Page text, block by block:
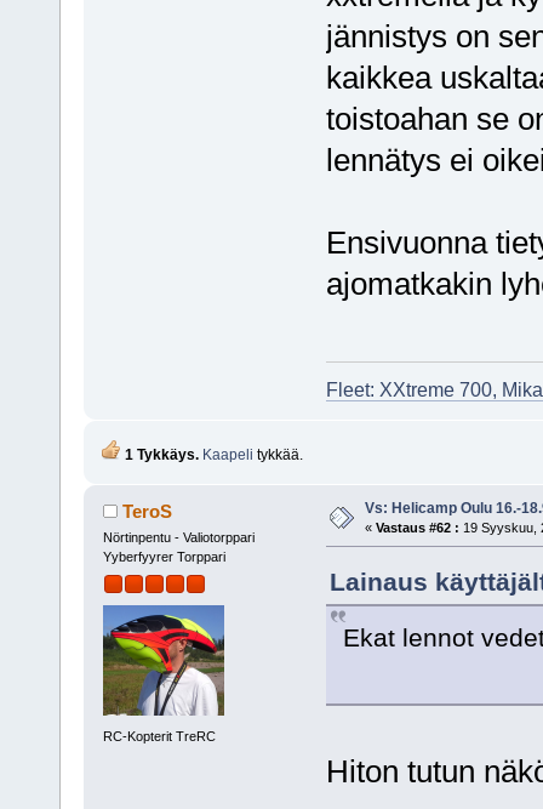
jännistys on
kaikkea
toistoahan se
lennätys ei
Ensivuonna
ajomatkakin
Fleet: XXtreme 700,
1 Tykkäys. Kaapeli tykkää.
TeroS
Nörtinpentu - Valiotorppari
Yyberfyyrer Torppari
RC-Kopterit TreRC
Vs: Helicamp Oulu 16.-
« Vastaus #62 : 19 Syyskuu,
Lainaus
Ekat lennot
Hiton tutun